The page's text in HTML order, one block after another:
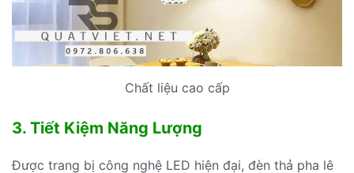
Chất liệu cao cấp
3. Tiết Kiệm Năng Lượng
Được trang bị công nghệ LED hiện đại, đèn thả pha lê